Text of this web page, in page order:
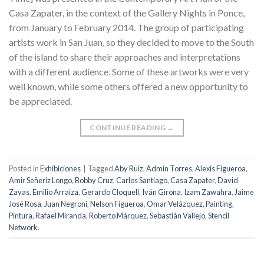
Casa Zapater, in the context of the Gallery Nights in Ponce,
from January to February 2014. The group of participating
artists work in San Juan, so they decided to move to the South
of the island to share their approaches and interpretations
with a different audience. Some of these artworks were very
well known, while some others offered a new opportunity to
be appreciated.
CONTINUE READING →
Posted inExhibiciones TaggedAby Ruiz,Admín Torres,Alexis Figueroa,
Amir Señeriz Longo,Bobby Cruz,Carlos Santiago,Casa Zapater,David
Zayas,Emilio Arraiza,Gerardo Cloquell, Iván Girona, Izam Zawahra, Jaime
José Rosa, Juan Negroni,Nelson Figueroa,Omar Velázquez,Painting,
Pintura,Rafael Miranda,Roberto Márquez,Sebastián Vallejo,Stencil
Network.